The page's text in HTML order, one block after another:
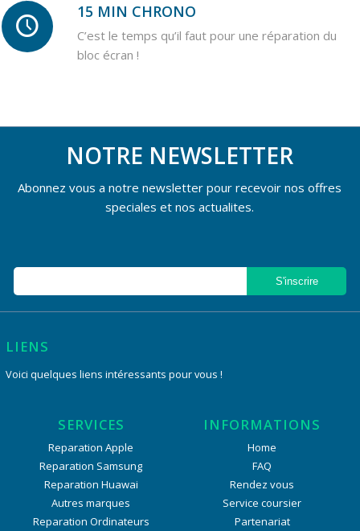
15 MIN CHRONO
C’est le temps qu’il faut pour une réparation du
bloc écran !
NOTRE NEWSLETTER
Abonnez vous a notre newsletter pour recevoir nos offres
speciales et nos actualites.
LIENS
Voici quelques liens intéressants pour vous !
SERVICES
Reparation Apple
Reparation Samsung
Reparation Huawai
Autres marques
Reparation Ordinateurs
INFORMATIONS
Home
FAQ
Rendez vous
Service coursier
Partenariat